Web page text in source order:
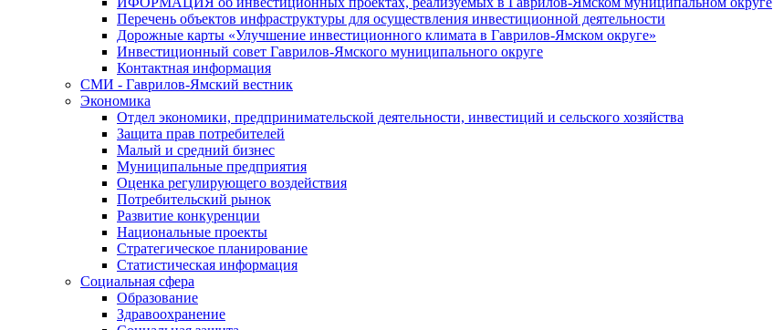
Перечень объектов инфраструктуры для осуществления инвестиционной деятельности
Дорожные карты «Улучшение инвестиционного климата в Гаврилов-Ямском округе»
Инвестиционный совет Гаврилов-Ямского муниципального округе
Контактная информация
СМИ - Гаврилов-Ямский вестник
Экономика
Отдел экономики, предпринимательской деятельности, инвестиций и сельского хозяйства
Защита прав потребителей
Малый и средний бизнес
Муниципальные предприятия
Оценка регулирующего воздействия
Потребительский рынок
Развитие конкуренции
Национальные проекты
Стратегическое планирование
Статистическая информация
Социальная сфера
Образование
Здравоохранение